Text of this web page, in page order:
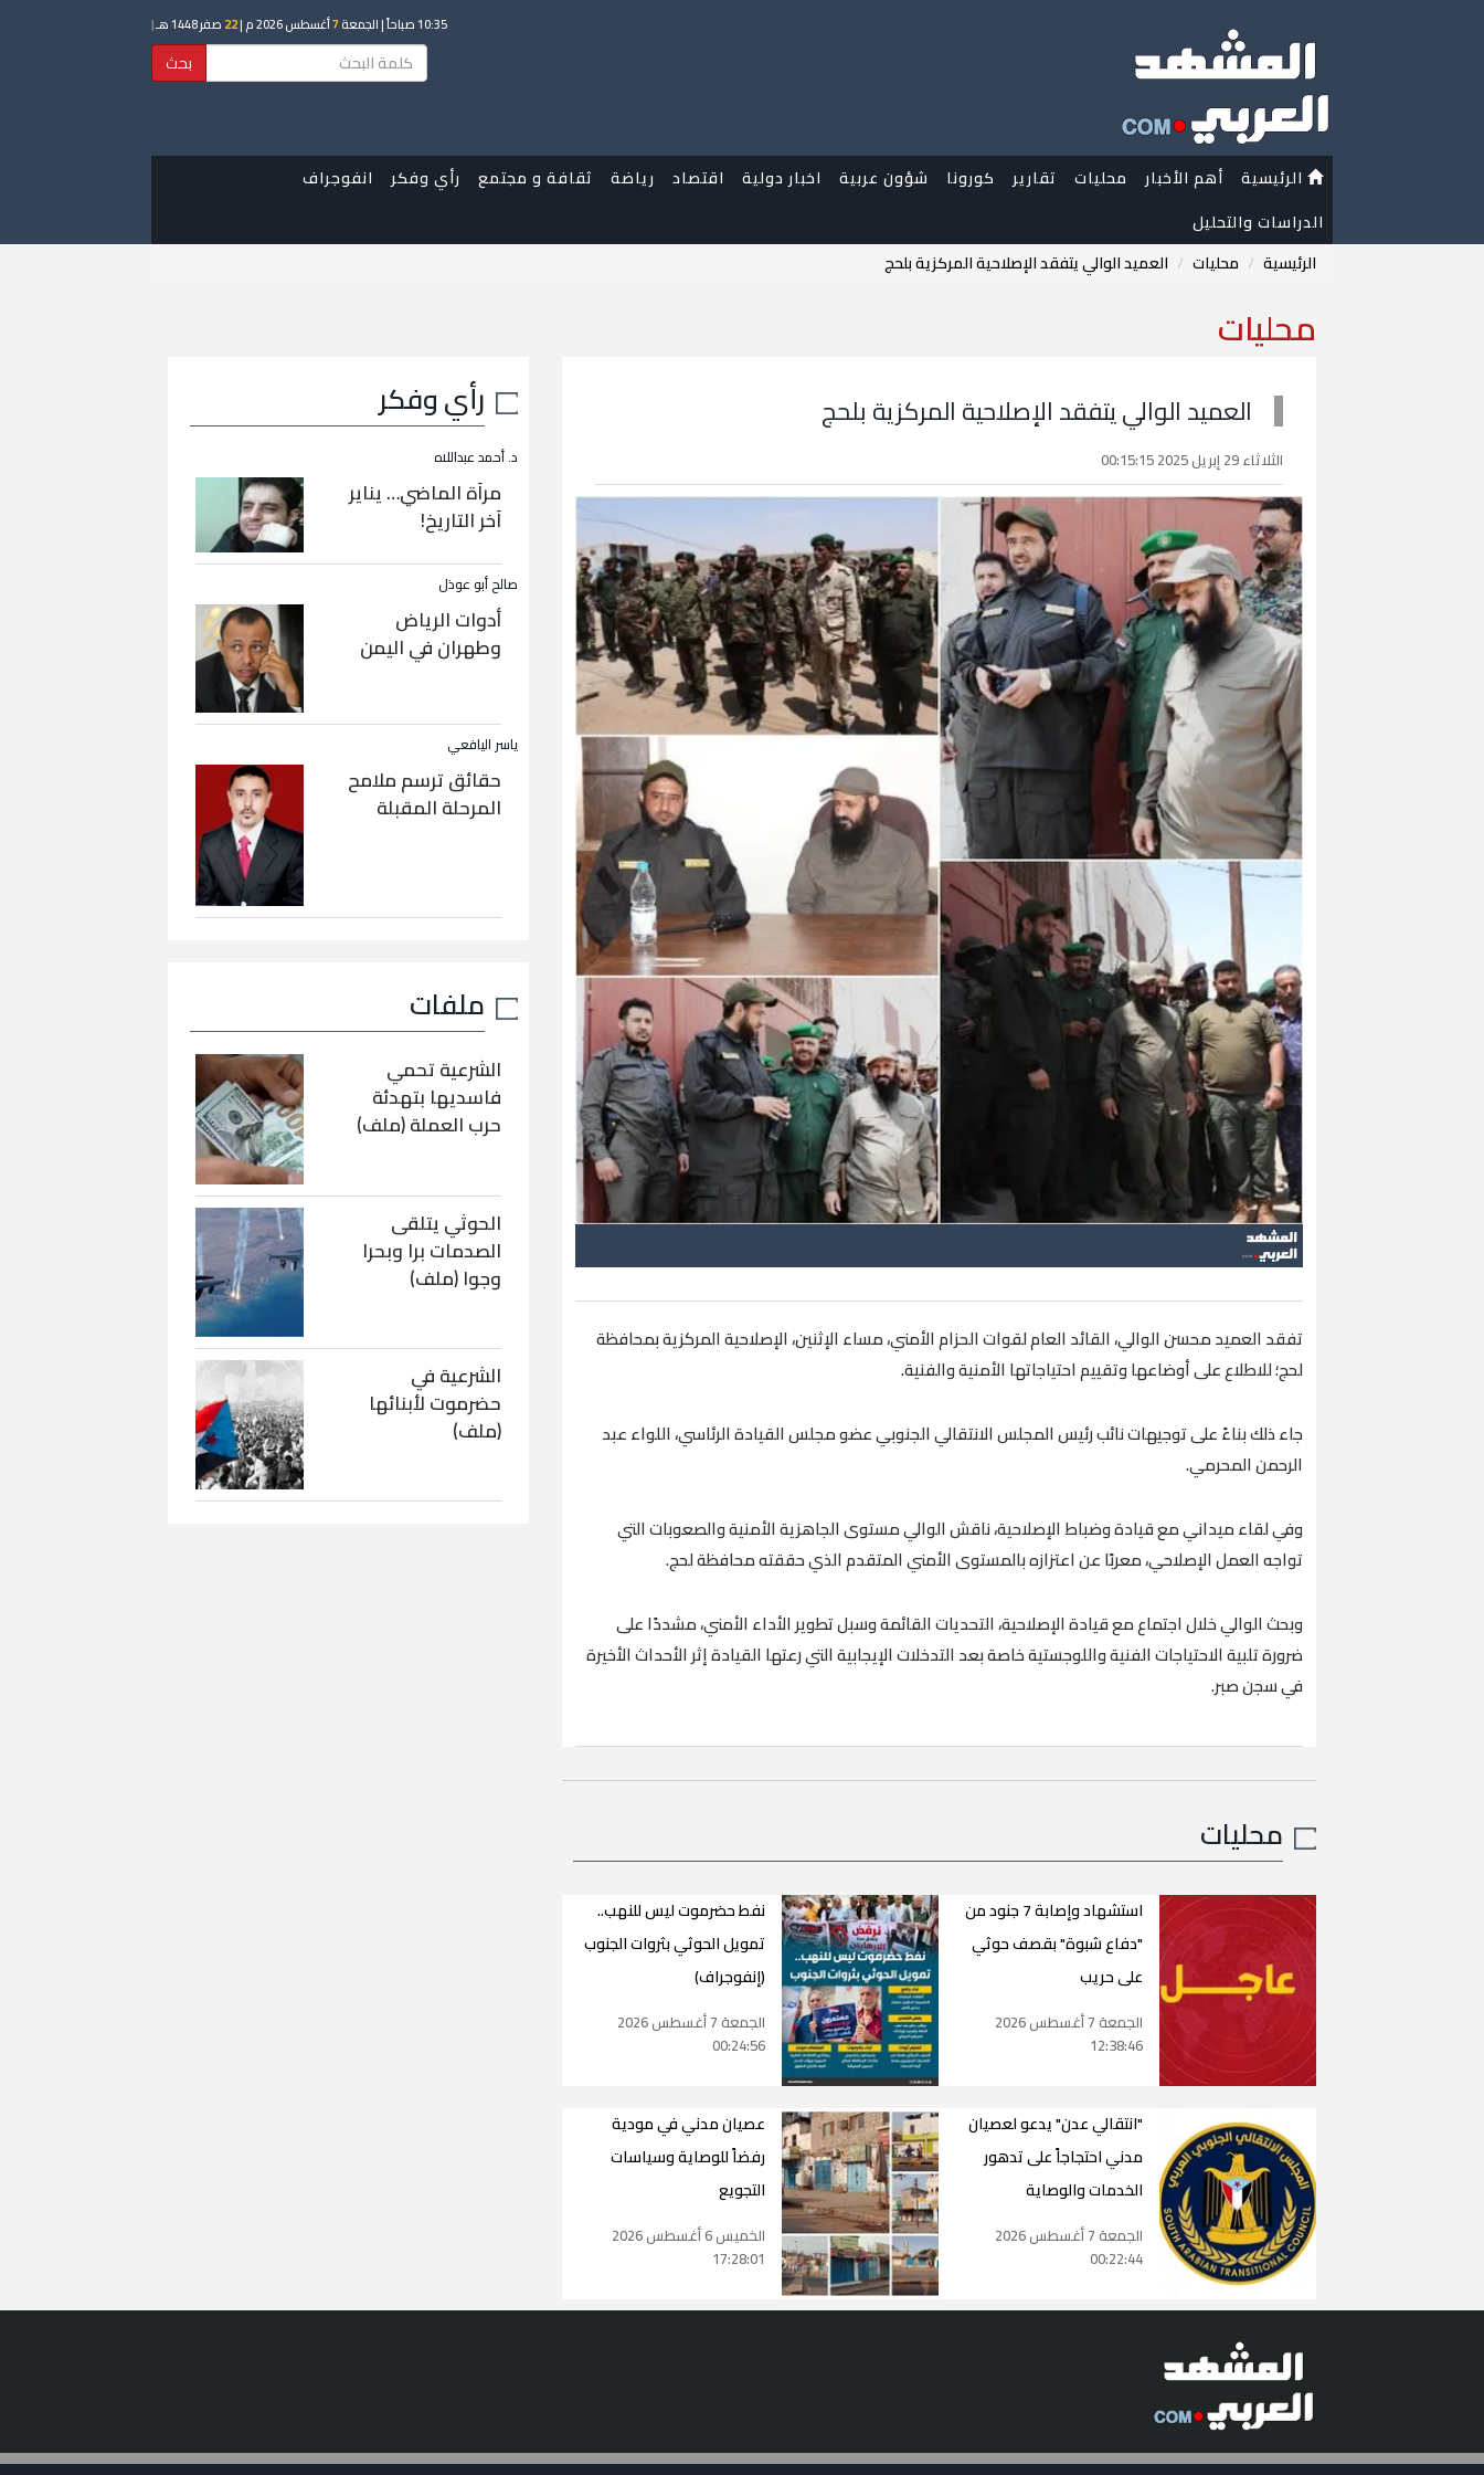
10:35 صباحاً | الجمعة7أغسطس 2026 م | 22 صفر 1448 هـ |
بحث
الرئيسية أهم الأخبار محليات تقارير كورونا شؤون عربية اخبار دولية اقتصاد رياضة ثقافة و مجتمع رأي وفكر
انفوجراف
الدراسات والتحليل
الرئيسية
محليات العميد الوالي يتفقد الإصلاحية المركزية بلحج
محليات
العميد الوالي يتفقد الإصلاحية المركزية بلحج
الثلاثاء 29 إبريل 2025 00:15:15
تفقد العميد محسن الوالي، القائد العام لقوات الحزام الأمني، مساء الإثنين، الإصلاحية المركزية بمحافظة
لحج؛ للاطلاع على أوضاعها وتقييم احتياجاتها الأمنية والفنية.
جاء ذلك بناءً على توجيهات نائب رئيس المجلس الانتقالي الجنوبي عضو مجلس القيادة الرئاسي، اللواء عبد
الرحمن المحرمي.
وفي لقاء ميداني مع قيادة وضباط الإصلاحية، ناقش الوالي مستوى الجاهزية الأمنية والصعوبات التي
تواجه العمل الإصلاحي، معربًا عن اعتزازه بالمستوى الأمني المتقدم الذي حققته محافظة لحج.
وبحث الوالي خلال اجتماع مع قيادة الإصلاحية، التحديات القائمة وسبل تطوير الأداء الأمني، مشددًا على
ضرورة تلبية الاحتياجات الفنية واللوجستية خاصة بعد التدخلات الإيجابية التي رعتها القيادة إثر الأحداث الأخيرة
في سجن صبر.
محليات
استشهاد وإصابة 7 جنود من
"دفاع شبوة" بقصف حوثي
على حريب
الجمعة 7 أغسطس 2026
12:38:46
نفط حضرموت ليس للنهب..
تمويل الحوثي بثروات الجنوب
(إنفوجراف)
الجمعة 7 أغسطس 2026
00:24:56
"انتقالي عدن" يدعو لعصيان
مدني احتجاجاً على تدهور
الخدمات والوصاية
الجمعة 7 أغسطس 2026
00:22:44
عصيان مدني في مودية
رفضاً للوصاية وسياسات
التجويع
الخميس 6 أغسطس 2026
17:28:01
رأي وفكر
د. أحمد عبداللاه
مرآة الماضي… يناير
آخر التاريخ!
صالح أبو عوذل
أدوات الرياض
وطهران في اليمن
ياسر اليافعي
حقائق ترسم ملامح
المرحلة المقبلة
ملفات
الشرعية تحمي
فاسديها بتهدئة
حرب العملة (ملف)
الحوثي يتلقى
الصدمات برا وبحرا
وجوا (ملف)
الشرعية في
حضرموت لأبنائها
(ملف)